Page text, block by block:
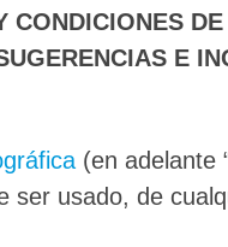
CONDICIONES
E
(en adelante
ser usado, de